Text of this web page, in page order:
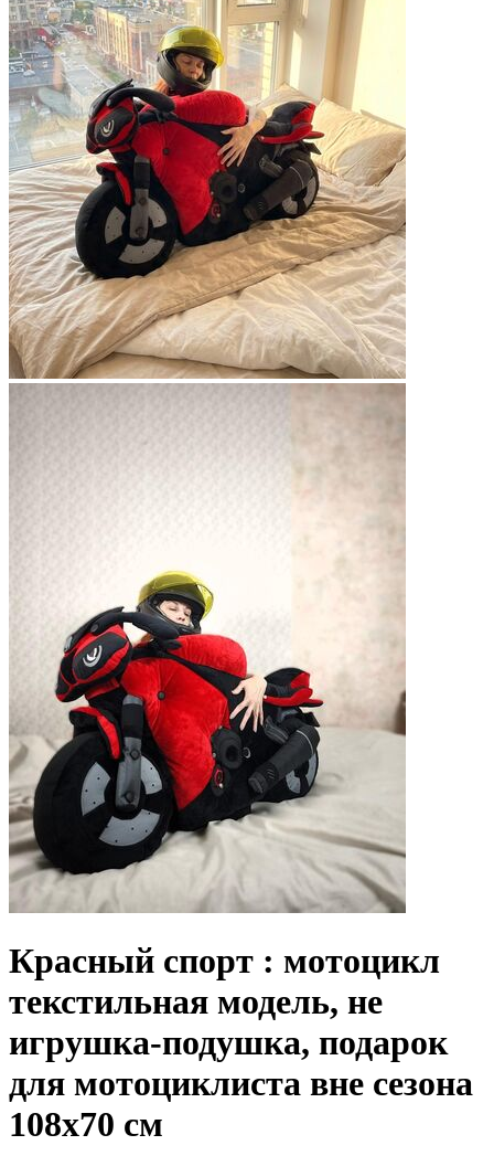
Красный спорт : мотоцикл
текстильная модель, не
игрушка-подушка, подарок
для мотоциклиста вне сезона
108х70 см